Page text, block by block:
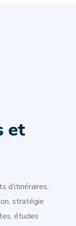
et
d’itinéraires,
stratégie
études